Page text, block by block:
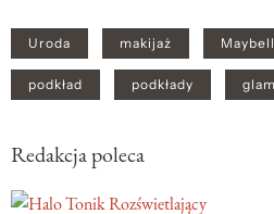
Uroda makijaż
podkład podkłady
Redakcja poleca